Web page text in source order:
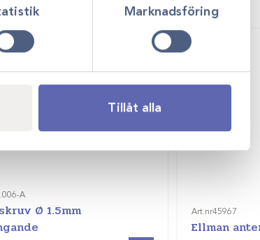
Marknadsföring
Tillåt alla
A
Ø 1.5mm
Art.nr45967
Ellman